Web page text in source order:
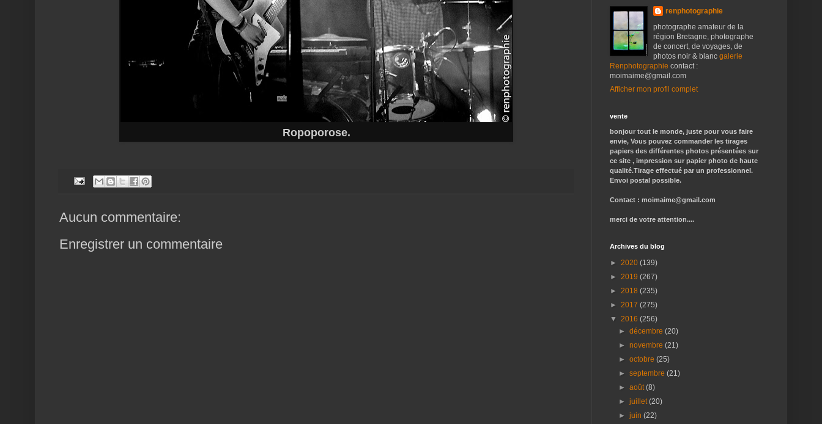
Ropoporose.
Aucun commentaire:
Enregistrer un commentaire
renphotographie
photographe amateur de la
région Bretagne, photographe
de concert, de voyages, de
photos noir & blanc galerie
Renphotographie contact :
moimaime@gmail.com
Afficher mon profil complet
vente
bonjour tout le monde, juste pour vous faire
envie, Vous pouvez commander les tirages
papiers des différentes photos présentées sur
ce site , impression sur papier photo de haute
qualité.Tirage effectué par un professionnel.
Envoi postal possible.
Contact : moimaime@gmail.com
merci de votre attention....
Archives du blog
► 2020 (139)
► 2019 (267)
► 2018 (235)
► 2017 (275)
▼ 2016 (256)
►décembre(20)
►novembre(21)
►octobre(25)
►septembre(21)
►août(8)
►juillet(20)
►juin(22)